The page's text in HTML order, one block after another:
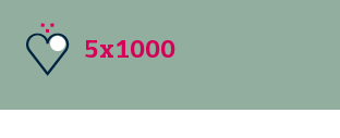
5x1000